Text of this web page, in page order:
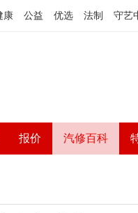
康 公益 优选 法制 守艺
报价 汽修百科